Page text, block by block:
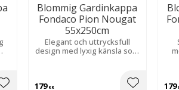
Blommig Gardinkappa
Fondaco Pion Nougat
55x250cm
Elegant och uttrycksfull
design med lyxig känsla som
179KR
179